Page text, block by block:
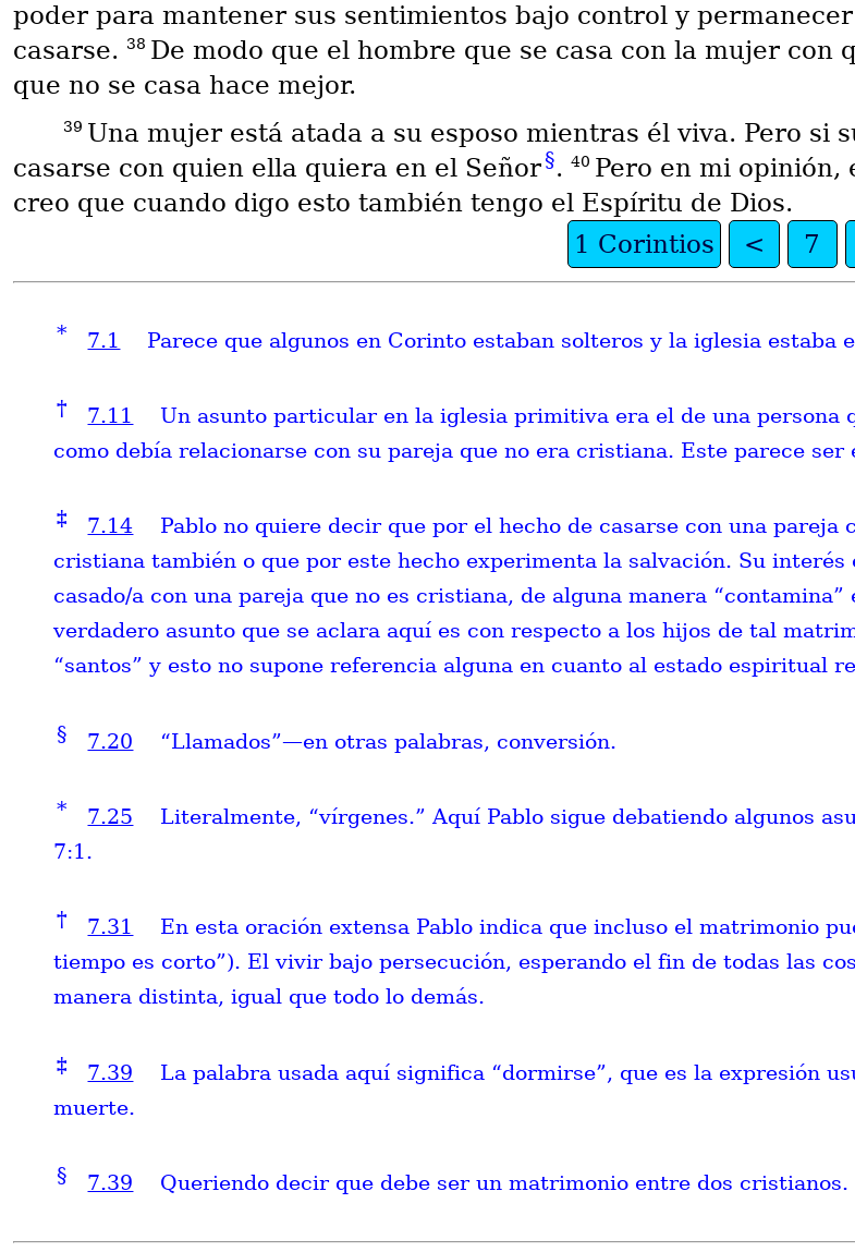
poder para mantener sus sentimientos bajo control y
casarse. 38 De modo que el hombre que se casa con la mujer
que no se casa hace mejor.
39 Una mujer está atada a su esposo mientras él viva. Pero si
casarse con quien ella quiera en el Señor§. 40 Pero en mi opinión,
creo que cuando digo esto también tengo el Espíritu de Dios.
1 Corintios
< 7
* 7.1 Parece que algunos en Corinto estaban solteros y la iglesia
† 7.11
Un asunto particular en la iglesia primitiva era el de una persona
como debía relacionarse con su pareja que no era cristiana. Este parece ser
‡ 7.14
Pablo no quiere decir que por el hecho de casarse con una
cristiana también o que por este hecho experimenta la salvación. Su
casado/a con una pareja que no es cristiana, de alguna manera
verdadero asunto que se aclara aquí es con respecto a los hijos de tal
“santos” y esto no supone referencia alguna en cuanto al estado espiritual
§ 7.20 “Llamados”—en otras palabras, conversión.
* 7.25
Literalmente, “vírgenes.” Aquí Pablo sigue debatiendo algunos
7:1.
† 7.31
En esta oración extensa Pablo indica que incluso el matrimonio
tiempo es corto”). El vivir bajo persecución, esperando el fin de todas las
manera distinta, igual que todo lo demás.
‡ 7.39
La palabra usada aquí significa “dormirse”, que es la expresión
muerte.
§ 7.39 Queriendo decir que debe ser un matrimonio entre dos cristianos.